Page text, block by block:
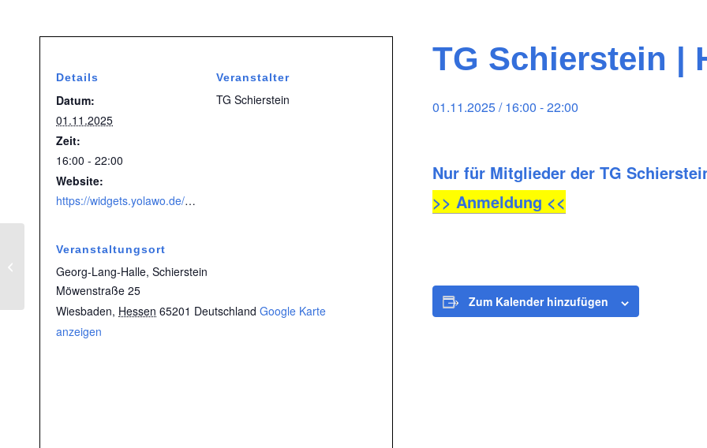
TG Schierstein |
01.11.2025 / 16:00 -22:00
Nur für Mitglieder der TG
>> Anmeldung <<
Zum Kalender hinzufügen
Details
Datum:
01.11.2025
Zeit:
16:00 - 22:00
Website:
https://widgets.yolawo.de/w/60ba94aa521606313be9aa6a
Veranstalter
TG Schierstein
Veranstaltungsort
Georg-Lang-Halle, Schierstein
Möwenstraße 25
Wiesbaden, Hessen 65201 Deutschland Google Karte
anzeigen
HSG 1848 |
Handballferiencamp
(Herbstferien)